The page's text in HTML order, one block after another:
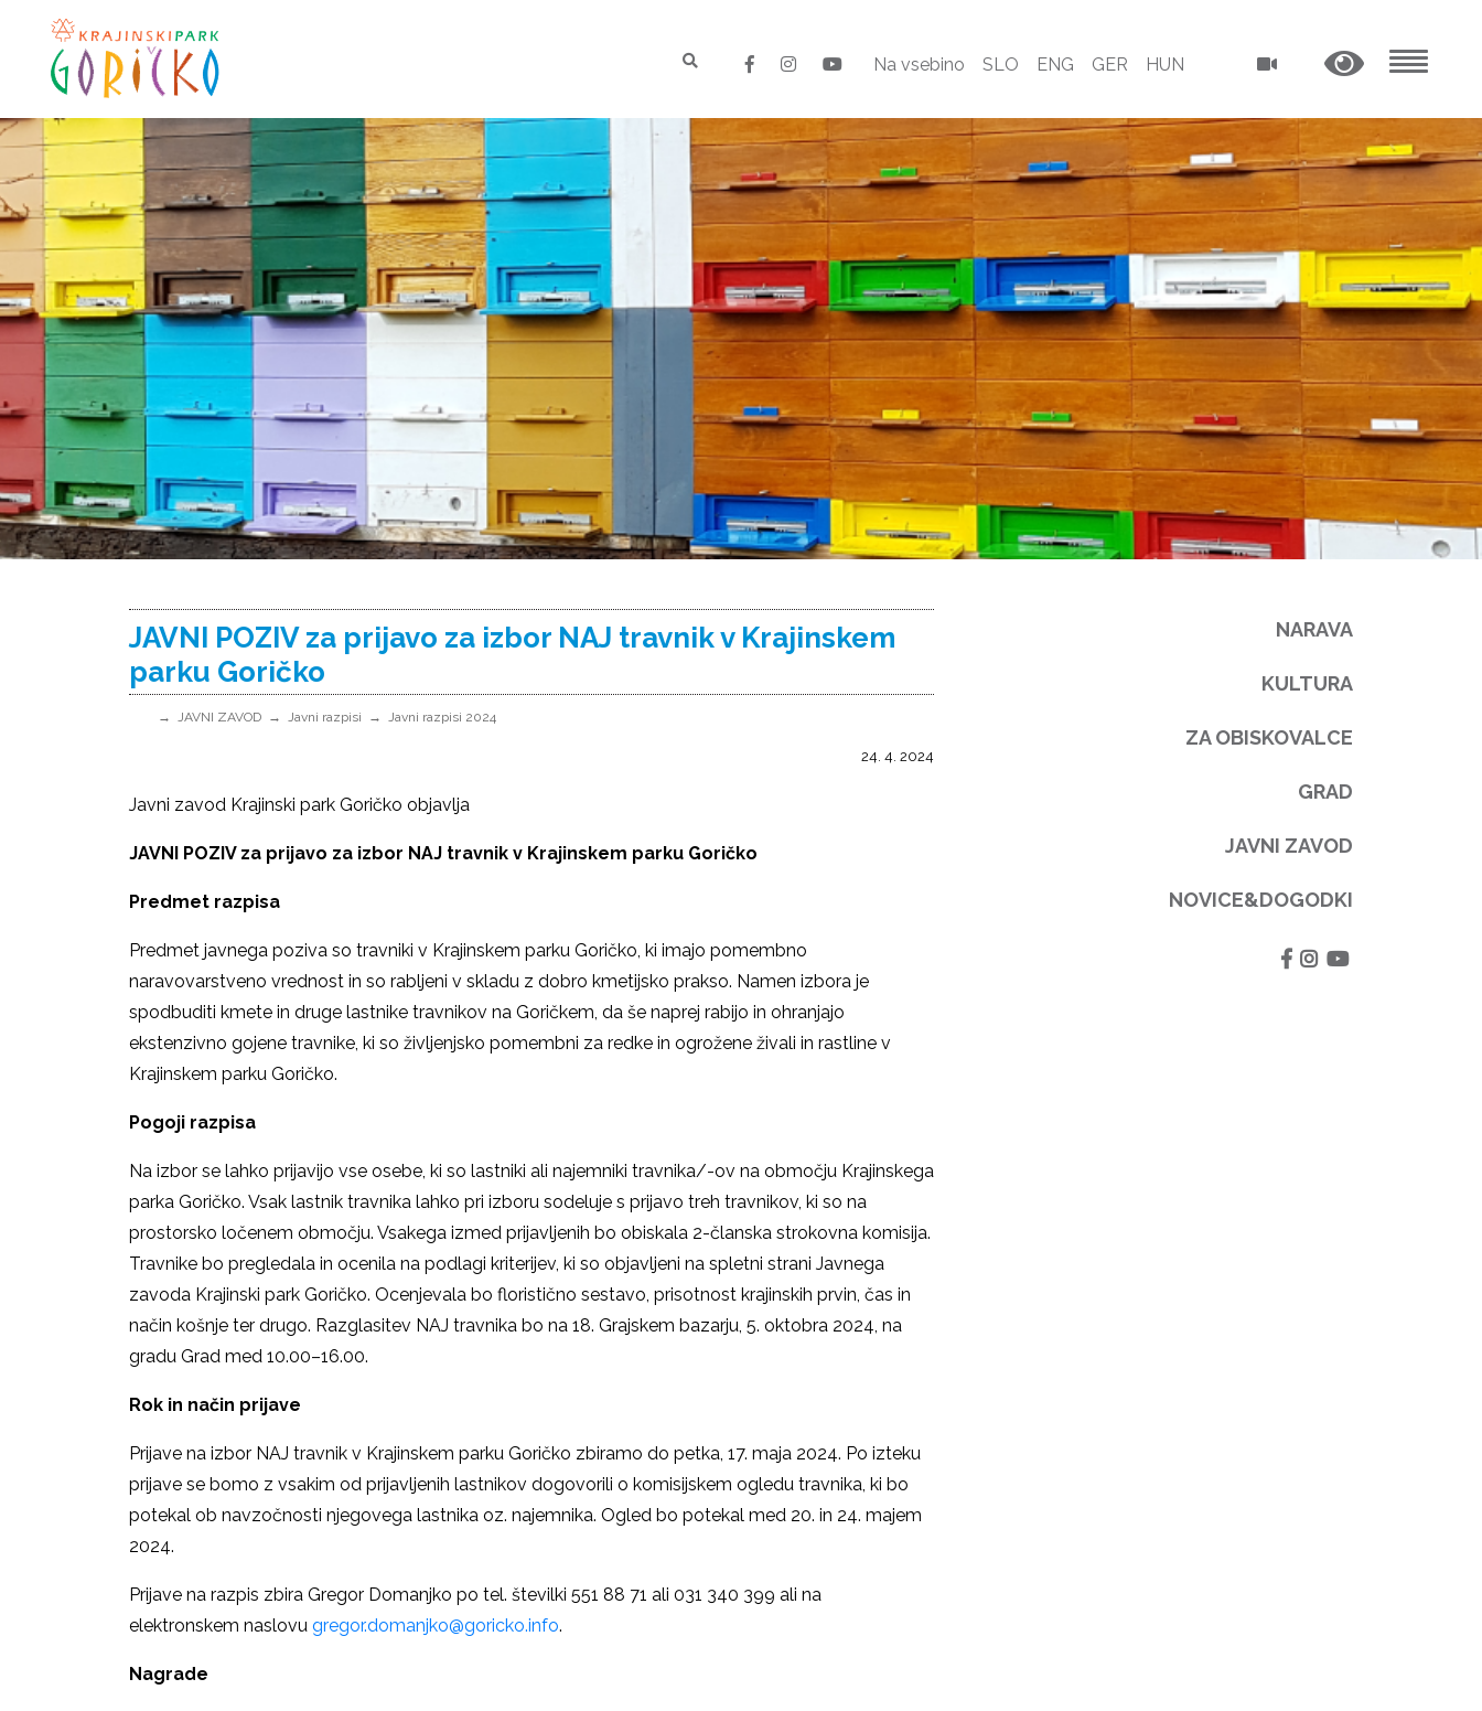
Na vsebino SLO ENG GER HUN
JAVNI POZIV za prijavo za izbor NAJ travnik v Krajinskem
parku Goričko
JAVNI ZAVOD Javni razpisi Javni razpisi 2024
24. 4. 2024
Javni zavod Krajinski park Goričko objavlja
JAVNI POZIV za prijavo za izbor NAJ travnik v Krajinskem parku Goričko
Predmet razpisa
Predmet javnega poziva so travniki v Krajinskem parku Goričko, ki imajo pomembno
naravovarstveno vrednost in so rabljeni v skladu z dobro kmetijsko prakso. Namen izbora je
spodbuditi kmete in druge lastnike travnikov na Goričkem, da še naprej rabijo in ohranjajo
ekstenzivno gojene travnike, ki so življenjsko pomembni za redke in ogrožene živali in rastline v
Krajinskem parku Goričko.
Pogoji razpisa
Na izbor se lahko prijavijo vse osebe, ki so lastniki ali najemniki travnika/-ov na območju Krajinskega
parka Goričko. Vsak lastnik travnika lahko pri izboru sodeluje s prijavo treh travnikov, ki so na
prostorsko ločenem območju. Vsakega izmed prijavljenih bo obiskala 2-članska strokovna komisija.
Travnike bo pregledala in ocenila na podlagi kriterijev, ki so objavljeni na spletni strani Javnega
zavoda Krajinski park Goričko. Ocenjevala bo floristično sestavo, prisotnost krajinskih prvin, čas in
način košnje ter drugo. Razglasitev NAJ travnika bo na 18. Grajskem bazarju, 5. oktobra 2024, na
gradu Grad med 10.00–16.00.
Rok in način prijave
Prijave na izbor NAJ travnik v Krajinskem parku Goričko zbiramo do petka, 17. maja 2024. Po izteku
prijave se bomo z vsakim od prijavljenih lastnikov dogovorili o komisijskem ogledu travnika, ki bo
potekal ob navzočnosti njegovega lastnika oz. najemnika. Ogled bo potekal med 20. in 24. majem
2024.
Prijave na razpis zbira Gregor Domanjko po tel. številki 551 88 71 ali 031 340 399 ali na
elektronskem naslovu gregor.domanjko@goricko.info.
Nagrade
NARAVA
KULTURA
ZA OBISKOVALCE
GRAD
JAVNI ZAVOD
NOVICE&DOGODKI